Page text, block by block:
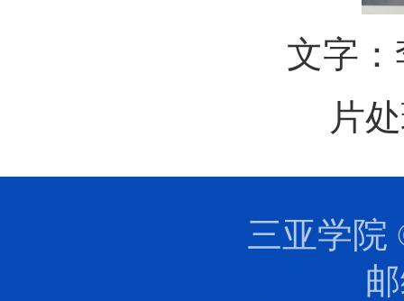
文字
片
三亚学院